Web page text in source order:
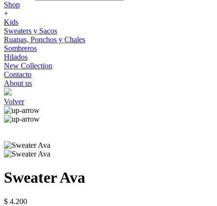
Shop
+
Kids
Sweaters y Sacos
Ruanas, Ponchos y Chales
Sombreros
Hilados
New Collection
Contacto
About us
Volver
Sweater Ava
$ 4.200